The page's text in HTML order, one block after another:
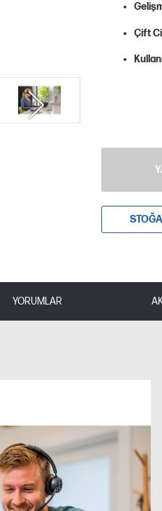
Çift
YORUMLAR